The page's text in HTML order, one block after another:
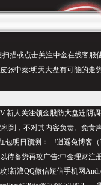
描或点击关注中金在线客服
张中秦:明天大盘有可能的走
新人关注领金股防大盘连阴
到，不对其内容负责。免责
包明日预测： !逍遥兔博客
待蓄势再攻广告:中金理财注
!新浪QQ微信短信手机网